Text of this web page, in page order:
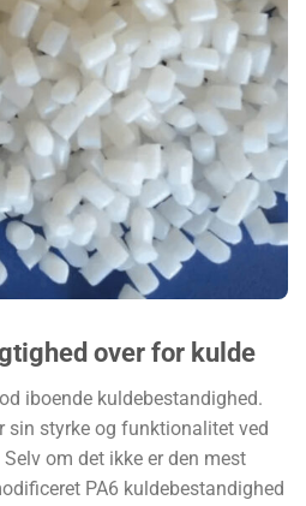
over for kulde
iboende kuldebestandighed.
sin styrke og funktionalitet ved
om det ikke er den mest
PA6 kuldebestandighed